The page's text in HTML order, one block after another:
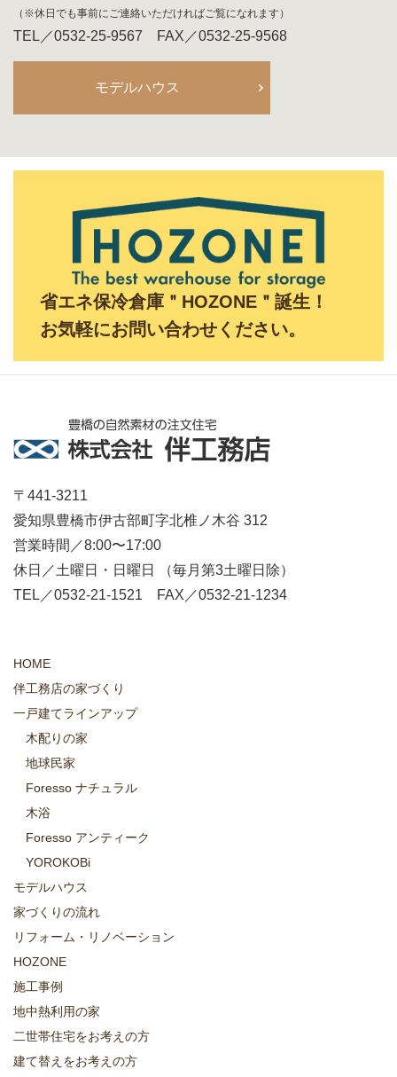
（※休日でも事前にご連絡いただければご覧になれます）
TEL／0532-25-9567 FAX／0532-25-9568
モデルハウス
省エネ保冷倉庫＂HOZONE＂誕生！
お気軽にお問い合わせください。
〒441-3211
愛知県豊橋市伊古部町字北椎ノ木谷 312
営業時間／8:00〜17:00
休日／土曜日・日曜日 （毎月第3土曜日除）
TEL／0532-21-1521 FAX／0532-21-1234
HOME
伴工務店の家づくり
一戸建てラインアップ
木配りの家
地球民家
Foresso ナチュラル
木浴
Foresso アンティーク
YOROKOBi
モデルハウス
家づくりの流れ
リフォーム・リノベーション
HOZONE
施工事例
地中熱利用の家
二世帯住宅をお考えの方
建て替えをお考えの方